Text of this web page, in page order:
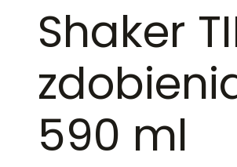
Shaker
590 ml